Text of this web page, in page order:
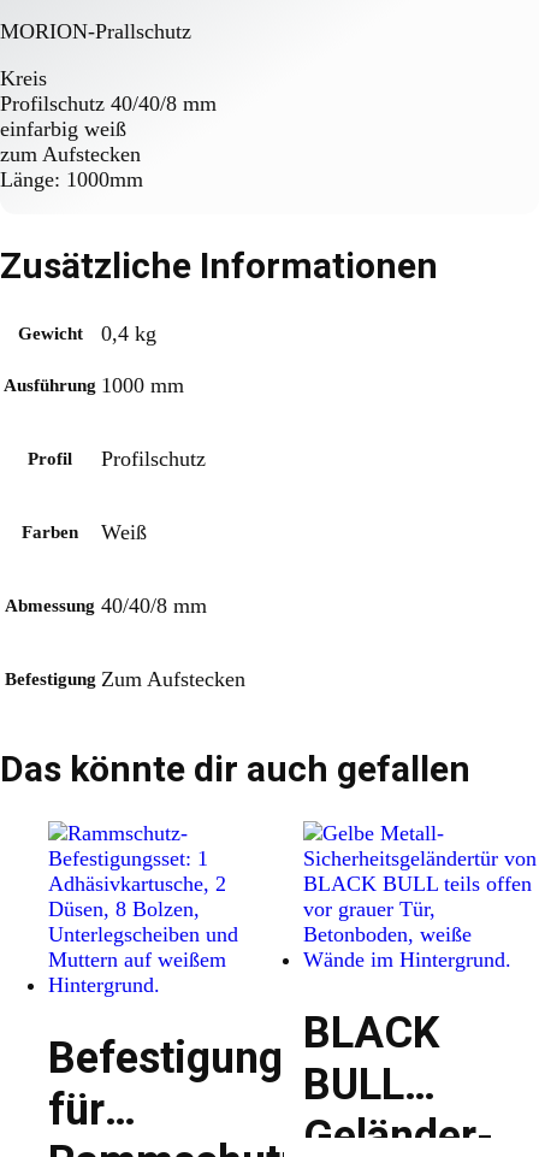
MORION-Prallschutz
Kreis
Profilschutz 40/40/8 mm
einfarbig weiß
zum Aufstecken
Länge: 1000mm
Zusätzliche Informationen
Gewicht 0,4 kg
Ausführung 1000 mm
Profil Profilschutz
Farben Weiß
Abmessung 40/40/8 mm
Befestigung Zum Aufstecken
Das könnte dir auch gefallen
Befestigungsset
für
BLACK
BULL
Geländer-